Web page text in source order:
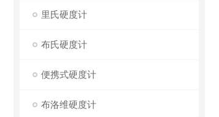
里氏硬度计
布氏硬度计
便携式硬度计
布洛维硬度计